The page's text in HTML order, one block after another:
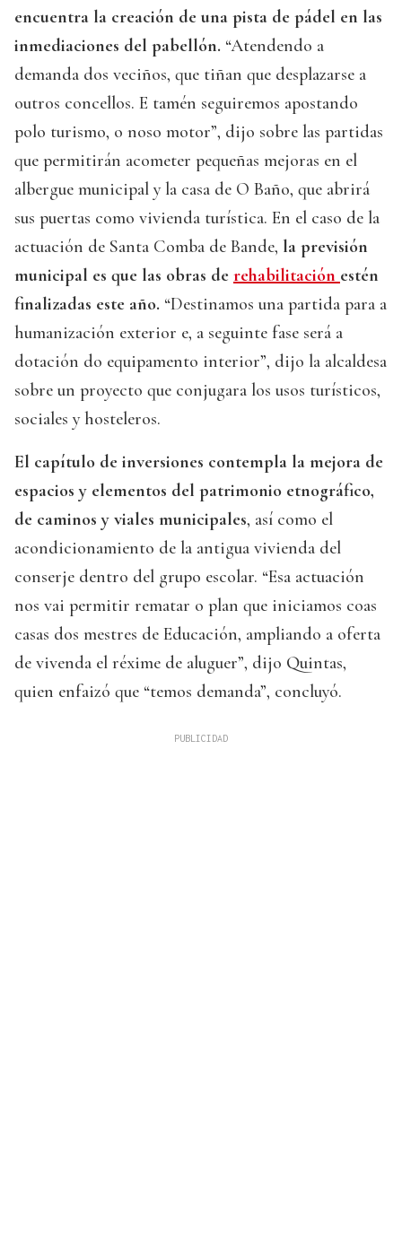
encuentra la creación de una pista de pádel en las
inmediaciones del pabellón. “Atendendo a
demanda dos veciños, que tiñan que desplazarse a
outros concellos. E tamén seguiremos apostando
polo turismo, o noso motor”, dijo sobre las partidas
que permitirán acometer pequeñas mejoras en el
albergue municipal y la casa de O Baño, que abrirá
sus puertas como vivienda turística. En el caso de la
actuación de Santa Comba de Bande, la previsión
municipal es que las obras de rehabilitación estén
finalizadas este año. “Destinamos una partida para a
humanización exterior e, a seguinte fase será a
dotación do equipamento interior”, dijo la alcaldesa
sobre un proyecto que conjugara los usos turísticos,
sociales y hosteleros.
El capítulo de inversiones contempla la mejora de
espacios y elementos del patrimonio etnográfico,
de caminos y viales municipales, así como el
acondicionamiento de la antigua vivienda del
conserje dentro del grupo escolar. “Esa actuación
nos vai permitir rematar o plan que iniciamos coas
casas dos mestres de Educación, ampliando a oferta
de vivenda el réxime de aluguer”, dijo Quintas,
quien enfaizó que “temos demanda”, concluyó.